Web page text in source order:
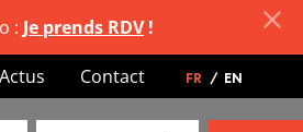
Actus Contact FR / EN
: Je prends RDV!